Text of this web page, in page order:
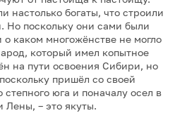
настолько богаты, что строили
Но поскольку они сами были
каком многожёнстве не могло
который имел копытное
на пути освоения Сибири, но
пришёл со своей
юга и поначалу осел в
Лены, – это якуты.